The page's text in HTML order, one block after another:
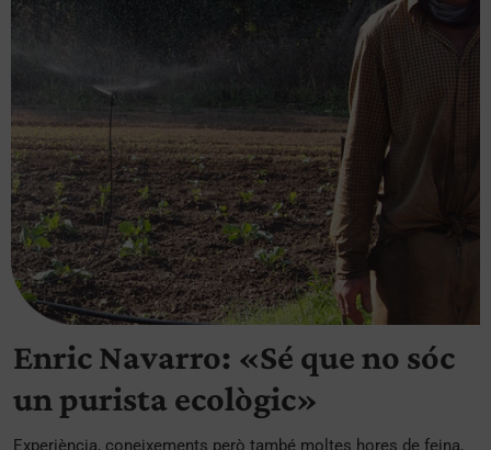
Enric Navarro: «Sé que no sóc
un purista ecològic»
Experiència, coneixements però també moltes hores de feina,